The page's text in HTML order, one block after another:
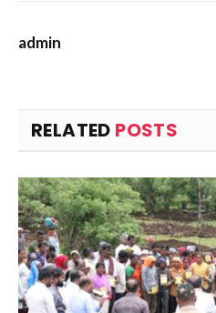
admin
RELATED POSTS